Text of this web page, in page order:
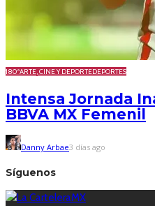
180ºARTE, CINE Y DEPORTEDEPORTES
Intensa Jornada
BBVA MX Femenil
Danny Arbae3 días ago
Síguenos